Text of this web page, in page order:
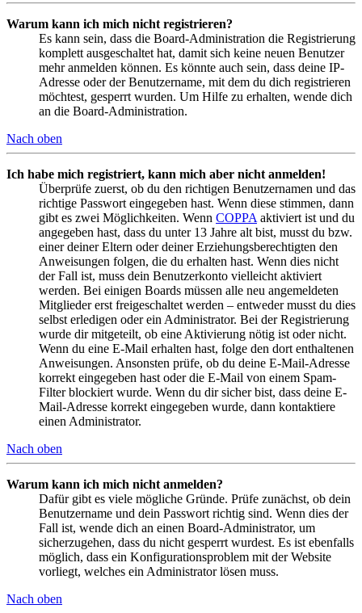
Warum kann ich mich nicht registrieren?
Es kann sein, dass die Board-Administration die Registrierung
komplett ausgeschaltet hat, damit sich keine neuen Benutzer
mehr anmelden können. Es könnte auch sein, dass deine IP-
Adresse oder der Benutzername, mit dem du dich registrieren
möchtest, gesperrt wurden. Um Hilfe zu erhalten, wende dich
an die Board-Administration.
Nach oben
Ich habe mich registriert, kann mich aber nicht anmelden!
Überprüfe zuerst, ob du den richtigen Benutzernamen und das
richtige Passwort eingegeben hast. Wenn diese stimmen, dann
gibt es zwei Möglichkeiten. Wenn COPPA aktiviert ist und du
angegeben hast, dass du unter 13 Jahre alt bist, musst du bzw.
einer deiner Eltern oder deiner Erziehungsberechtigten den
Anweisungen folgen, die du erhalten hast. Wenn dies nicht
der Fall ist, muss dein Benutzerkonto vielleicht aktiviert
werden. Bei einigen Boards müssen alle neu angemeldeten
Mitglieder erst freigeschaltet werden – entweder musst du dies
selbst erledigen oder ein Administrator. Bei der Registrierung
wurde dir mitgeteilt, ob eine Aktivierung nötig ist oder nicht.
Wenn du eine E-Mail erhalten hast, folge den dort enthaltenen
Anweisungen. Ansonsten prüfe, ob du deine E-Mail-Adresse
korrekt eingegeben hast oder die E-Mail von einem Spam-
Filter blockiert wurde. Wenn du dir sicher bist, dass deine E-
Mail-Adresse korrekt eingegeben wurde, dann kontaktiere
einen Administrator.
Nach oben
Warum kann ich mich nicht anmelden?
Dafür gibt es viele mögliche Gründe. Prüfe zunächst, ob dein
Benutzername und dein Passwort richtig sind. Wenn dies der
Fall ist, wende dich an einen Board-Administrator, um
sicherzugehen, dass du nicht gesperrt wurdest. Es ist ebenfalls
möglich, dass ein Konfigurationsproblem mit der Website
vorliegt, welches ein Administrator lösen muss.
Nach oben